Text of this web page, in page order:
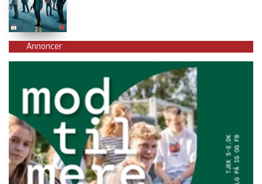
Annoncer